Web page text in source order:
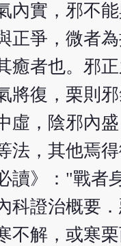
內實，邪不
正爭，微者
癒者也。邪
將復，栗則
虛，陰邪內
法，其他焉
讀》："戰
科證治概要
不解，或寒